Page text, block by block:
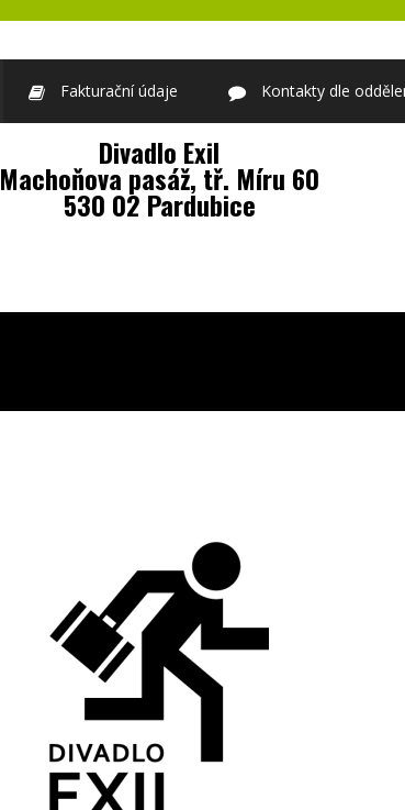
Fakturační údaje Kontakty dle
Divadlo Exil
Machoňova pasáž, tř. Míru 60
530 02 Pardubice